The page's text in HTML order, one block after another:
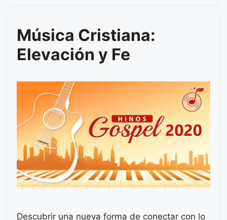
Música Cristiana:
Elevación y Fe
Descubrir una nueva forma de conectar con lo